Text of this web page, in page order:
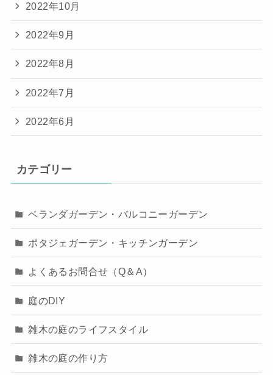
2022年10月
2022年9月
2022年8月
2022年7月
2022年6月
カテゴリー
ベランダガーデン・バルコニーガーデン
ポタジェガーデン・キッチンガーデン
よくあるお問合せ（Q＆A）
庭のDIY
雑木の庭のライフスタイル
雑木の庭の作り方